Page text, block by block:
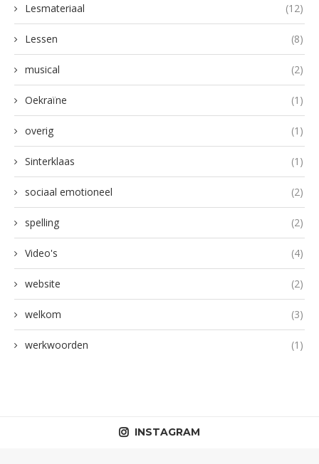
Lesmateriaal (12)
Lessen (8)
musical (2)
Oekraïne (1)
overig (1)
Sinterklaas (1)
sociaal emotioneel (2)
spelling (2)
Video's (4)
website (2)
welkom (3)
werkwoorden (1)
INSTAGRAM